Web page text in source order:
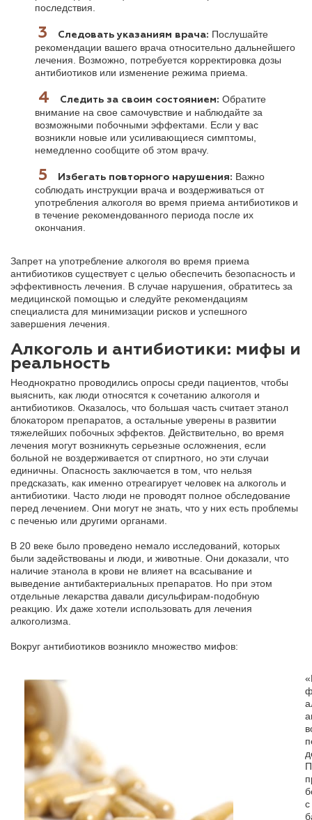
последствия.
Следовать указаниям врача: Послушайте
рекомендации вашего врача относительно дальнейшего
лечения. Возможно, потребуется корректировка дозы
антибиотиков или изменение режима приема.
Следить за своим состоянием: Обратите
внимание на свое самочувствие и наблюдайте за
возможными побочными эффектами. Если у вас
возникли новые или усиливающиеся симптомы,
немедленно сообщите об этом врачу.
Избегать повторного нарушения: Важно
соблюдать инструкции врача и воздерживаться от
употребления алкоголя во время приема антибиотиков и
в течение рекомендованного периода после их
окончания.
Запрет на употребление алкоголя во время приема
антибиотиков существует с целью обеспечить безопасность и
эффективность лечения. В случае нарушения, обратитесь за
медицинской помощью и следуйте рекомендациям
специалиста для минимизации рисков и успешного
завершения лечения.
Алкоголь и антибиотики: мифы и
реальность
Неоднократно проводились опросы среди пациентов, чтобы
выяснить, как люди относятся к сочетанию алкоголя и
антибиотиков. Оказалось, что большая часть считает этанол
блокатором препаратов, а остальные уверены в развитии
тяжелейших побочных эффектов. Действительно, во время
лечения могут возникнуть серьезные осложнения, если
больной не воздерживается от спиртного, но эти случаи
единичны. Опасность заключается в том, что нельзя
предсказать, как именно отреагирует человек на алкоголь и
антибиотики. Часто люди не проводят полное обследование
перед лечением. Они могут не знать, что у них есть проблемы
с печенью или другими органами.
В 20 веке было проведено немало исследований, которых
были задействованы и люди, и животные. Они доказали, что
наличие этанола в крови не влияет на всасывание и
выведение антибактериальных препаратов. Но при этом
отдельные лекарства давали дисульфирам-подобную
реакцию. Их даже хотели использовать для лечения
алкоголизма.
Вокруг антибиотиков возникло множество мифов:
с